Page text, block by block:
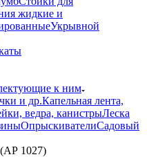
жидкие и
Укрывной
к ним
и др.Капельная лента,
ведра, канистрыЛеска
ОпрыскивателиСадовый
1027)